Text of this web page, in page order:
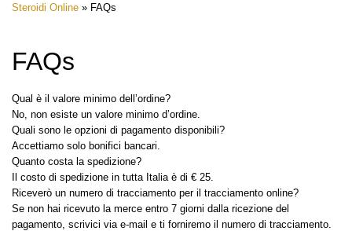
SkipSteroidi Online » FAQs
FAQs
Qual è il valore minimo dell’ordine?
No, non esiste un valore minimo d’ordine.
Quali sono le opzioni di pagamento disponibili?
Accettiamo solo bonifici bancari.
Quanto costa la spedizione?
Il costo di spedizione in tutta Italia è di € 25.
Riceverò un numero di tracciamento per il tracciamento online?
Se non hai ricevuto la merce entro 7 giorni dalla ricezione del
pagamento, scrivici via e-mail e ti forniremo il numero di tracciamento.